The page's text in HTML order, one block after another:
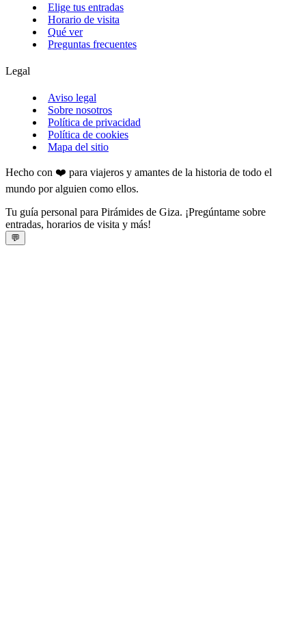
Elige tus entradas
Horario de visita
Qué ver
Preguntas frecuentes
Legal
Aviso legal
Sobre nosotros
Política de privacidad
Política de cookies
Mapa del sitio
Hecho con ❤️ para viajeros y amantes de la historia de todo el
mundo por alguien como ellos.
Tu guía personal para Pirámides de Giza. ¡Pregúntame sobre
entradas, horarios de visita y más!
💬